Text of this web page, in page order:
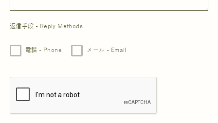
返信手段 - Reply Methods
電話 - Phone メール - Email